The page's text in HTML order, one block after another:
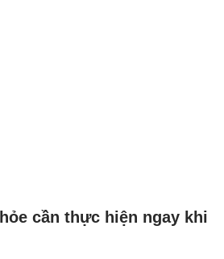
cần thực hiện ngay khi